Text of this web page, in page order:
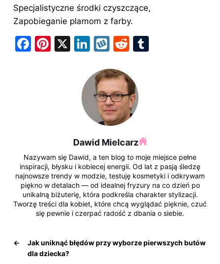
Specjalistyczne środki czyszczące,
Zapobieganie plamom z farby.
F
k
Pi X
Li
k
e
dI
n
W
k
o
p
R
d
di
t
Dawid Mielcarz
Nazywam się Dawid, a ten blog to moje miejsce pełne
inspiracji, błysku i kobiecej energii. Od lat z pasją śledzę
najnowsze trendy w modzie, testuję kosmetyki i odkrywam
piękno w detalach — od idealnej fryzury na co dzień po
unikalną biżuterię, która podkreśla charakter stylizacji.
Tworzę treści dla kobiet, które chcą wyglądać pięknie, czuć
się pewnie i czerpać radość z dbania o siebie.
←
Jak uniknąć błędów przy wyborze pierwszych butów
dla dziecka?